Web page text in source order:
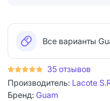
Все варианты
35 отзывов
Производитель: Lacote
Бренд: Guam